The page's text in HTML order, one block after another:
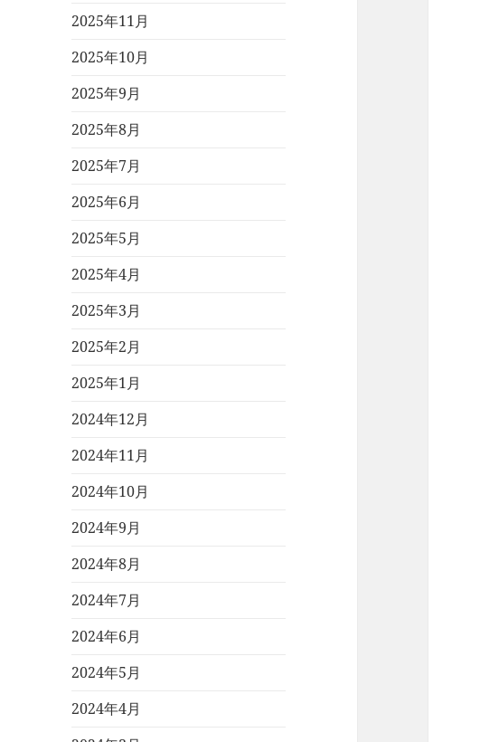
2025年11月
2025年10月
2025年9月
2025年8月
2025年7月
2025年6月
2025年5月
2025年4月
2025年3月
2025年2月
2025年1月
2024年12月
2024年11月
2024年10月
2024年9月
2024年8月
2024年7月
2024年6月
2024年5月
2024年4月